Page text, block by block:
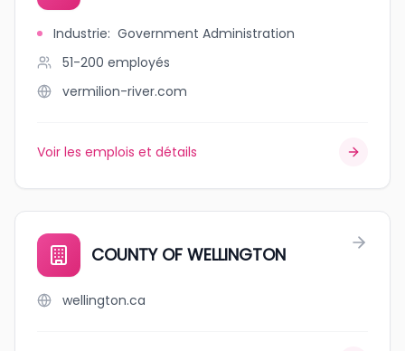
Industrie: Government Administration
51-200 employés
vermilion-river.com
Voir les emplois et détails
COUNTY OF WELLINGTON
wellington.ca